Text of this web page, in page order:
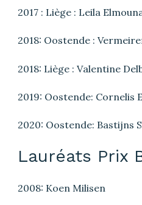
2017 : Liège : Leila
2018: Oostende :
2018: Liège : Valentine
2019: Oostende: Cornelis
2020: Oostende: Bastijns
Lauréats Prix
2008: Koen Milisen